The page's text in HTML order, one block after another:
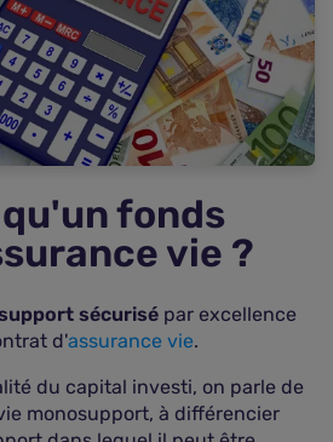
d'autres supports
des fonds euro en 2025 ?
pour les prochaines
meilleur fonds euro pour son
fonds euro classique,
ou euro-croissance selon
fonds euro en 2025
fréquentes
fonds
vie ?
sécurisé par excellence
d'assurance vie.
du capital investi, on parle de
monosupport, à différencier